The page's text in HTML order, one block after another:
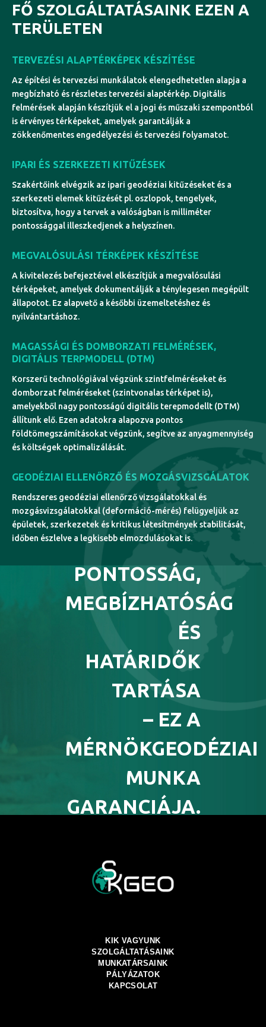
FŐ SZOLGÁLTATÁSAINK EZEN A
TERÜLETEN
TERVEZÉSI ALAPTÉRKÉPEK KÉSZÍTÉSE
Az építési és tervezési munkálatok elengedhetetlen alapja a
megbízható és részletes tervezési alaptérkép. Digitális
felmérések alapján készítjük el a jogi és műszaki szempontból
is érvényes térképeket, amelyek garantálják a
zökkenőmentes engedélyezési és tervezési folyamatot.
IPARI ÉS SZERKEZETI KITŰZÉSEK
Szakértőink elvégzik az ipari geodéziai kitűzéseket és a
szerkezeti elemek kitűzését pl. oszlopok, tengelyek,
biztosítva, hogy a tervek a valóságban is milliméter
pontossággal illeszkedjenek a helyszínen.
MEGVALÓSULÁSI TÉRKÉPEK KÉSZÍTÉSE
A kivitelezés befejeztével elkészítjük a megvalósulási
térképeket, amelyek dokumentálják a ténylegesen megépült
állapotot. Ez alapvető a későbbi üzemeltetéshez és
nyilvántartáshoz.
MAGASSÁGI ÉS DOMBORZATI FELMÉRÉSEK,
DIGITÁLIS TERPMODELL (DTM)
Korszerű technológiával végzünk szintfelméréseket és
domborzat felméréseket (szintvonalas térképet is),
amelyekből nagy pontosságú digitális terepmodellt (DTM)
állítunk elő. Ezen adatokra alapozva pontos
földtömegszámításokat végzünk, segítve az anyagmennyiség
és költségek optimalizálását.
GEODÉZIAI ELLENŐRZŐ ÉS MOZGÁSVIZSGÁLATOK
Rendszeres geodéziai ellenőrző vizsgálatokkal és
mozgásvizsgálatokkal (deformáció-mérés) felügyeljük az
épületek, szerkezetek és kritikus létesítmények stabilitását,
időben észlelve a legkisebb elmozdulásokat is.
PONTOSSÁG,
MEGBÍZHATÓSÁG
ÉS
HATÁRIDŐK
TARTÁSA
– EZ A
MÉRNÖKGEODÉZIAI
MUNKA
GARANCIÁJA.
KIK VAGYUNK
SZOLGÁLTATÁSAINK
MUNKATÁRSAINK
PÁLYÁZATOK
KAPCSOLAT